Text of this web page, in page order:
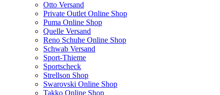
Otto Versand
Private Outlet Online Shop
Puma Online Shop
Quelle Versand
Reno Schuhe Online Shop
Schwab Versand
Sport-Thieme
Sportscheck
Strellson Shop
Swarovski Online Shop
Takko Online Shop